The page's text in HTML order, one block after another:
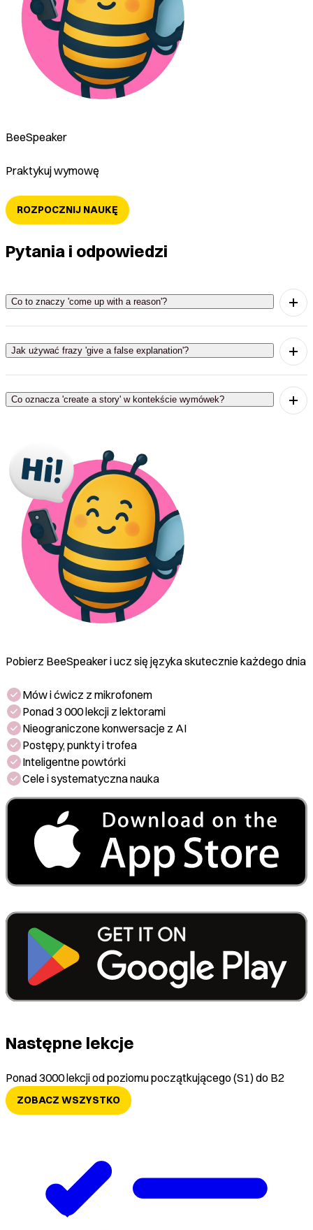
BeeSpeaker
Praktykuj wymowę
ROZPOCZNIJ NAUKĘ
Pytania i odpowiedzi
Co to znaczy 'come up with a reason'?
'Come up with a reason' oznacza wymyślenie
powodu dla jakiejś sytuacji.
Jak używać frazy 'give a false explanation'?
'Give a false explanation' oznacza podanie
kłamliwego wyjaśnienia dla jakiejś okoliczności.
Co oznacza 'create a story' w kontekście wymówek?
Pobierz BeeSpeaker i ucz się języka skutecznie każdego dnia
Mów i ćwicz z mikrofonem
Ponad 3 000 lekcji z lektorami
Nieograniczone konwersacje z AI
Postępy, punkty i trofea
Inteligentne powtórki
Cele i systematyczna nauka
Następne lekcje
Ponad 3000 lekcji od poziomu początkującego (S1) do B2
ZOBACZ WSZYSTKO